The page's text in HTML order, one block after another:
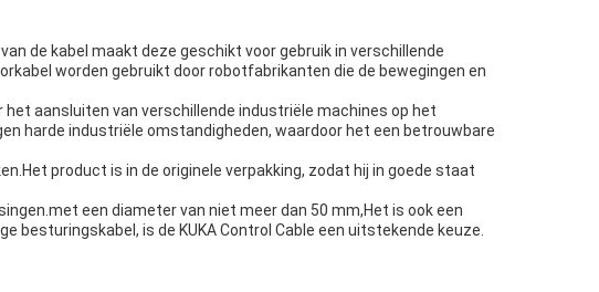
de kabel maakt deze geschikt voor gebruik in verschillende
worden gebruikt door robotfabrikanten die de bewegingen en
het aansluiten van verschillende industriële machines op het
harde industriële omstandigheden, waardoor het een betrouwbare
product is in de originele verpakking, zodat hij in goede staat
een diameter van niet meer dan 50 mm,Het is ook een
is de KUKA Control Cable een uitstekende keuze.